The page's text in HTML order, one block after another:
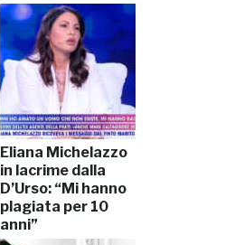
Eliana Michelazzo
in lacrime dalla
D’Urso: “Mi hanno
plagiata per 10
anni”